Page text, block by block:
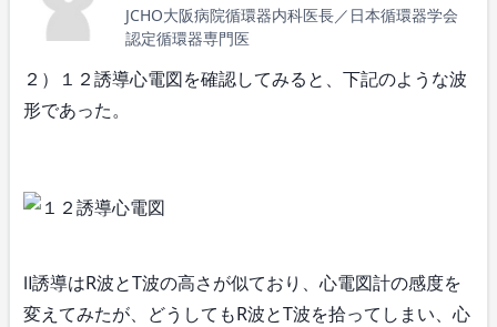
JCHO大阪病院循環器内科医長／日本循環器学会
認定循環器専門医
２）１２誘導心電図を確認してみると、下記のような波
形であった。
Ⅱ誘導はR波とT波の高さが似ており、心電図計の感度を
変えてみたが、どうしてもR波とT波を拾ってしまい、心